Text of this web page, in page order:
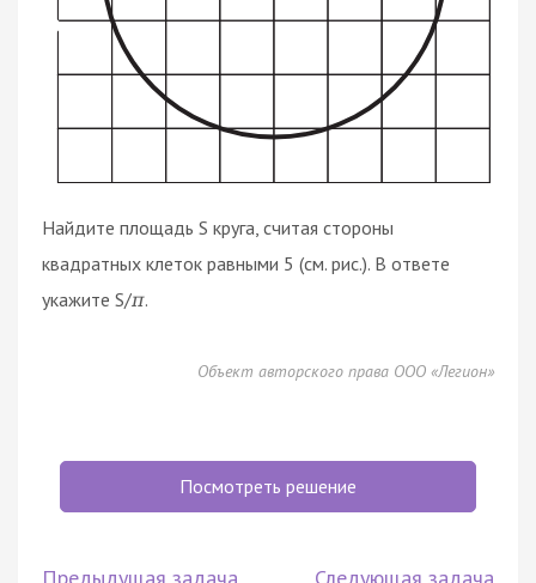
Найдите площадь S круга, считая стороны
квадратных клеток равными 5 (см. рис.). В ответе
укажите S/π.
Объект авторского права ООО «Легион»
Посмотреть решение